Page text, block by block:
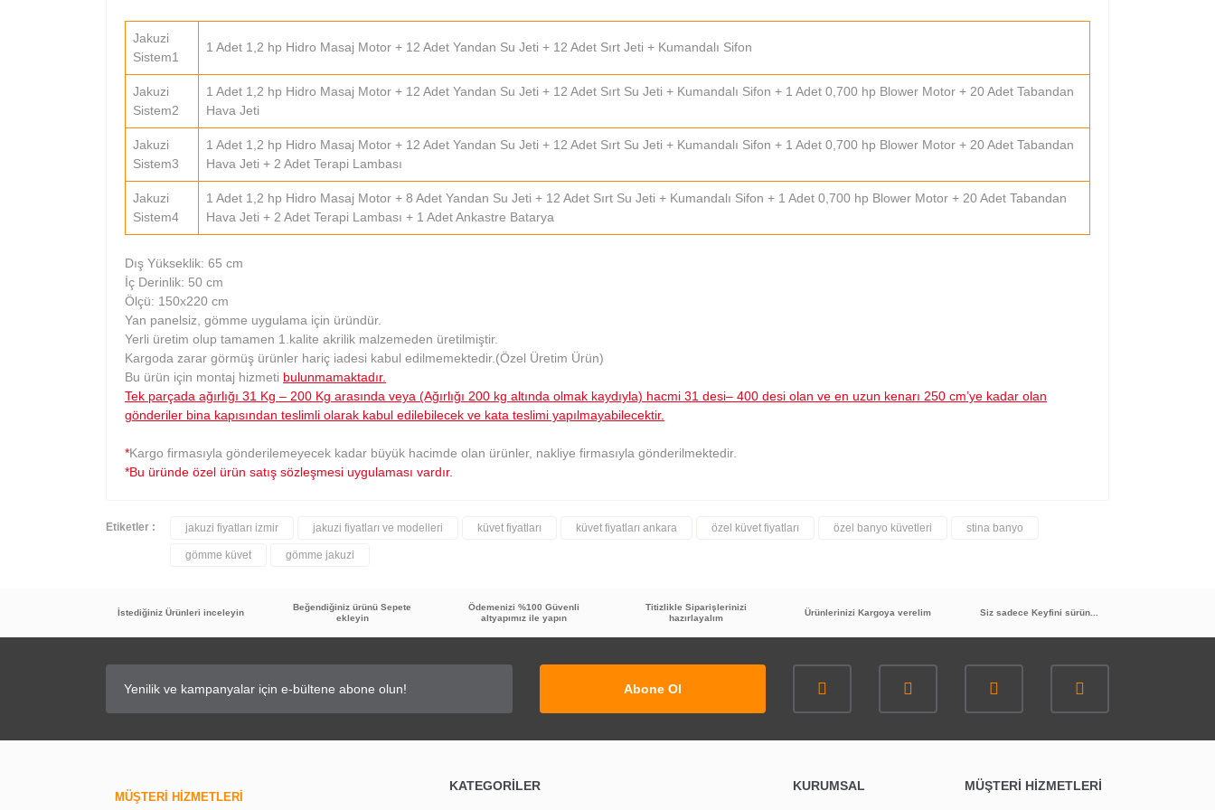
Jakuzi
Sistem1
1 Adet 1,2 hp Hidro Masaj Motor + 12 Adet Yandan Su Jeti + 12 Adet Sırt Jeti + Kumandalı Sifon
Jakuzi
Sistem2
1 Adet 1,2 hp Hidro Masaj Motor + 12 Adet Yandan Su Jeti + 12 Adet Sırt Su Jeti + Kumandalı Sifon + 1 Adet 0,700 hp Blower Motor + 20 Adet Tabandan
Hava Jeti
Jakuzi
Sistem3
1 Adet 1,2 hp Hidro Masaj Motor + 12 Adet Yandan Su Jeti + 12 Adet Sırt Su Jeti + Kumandalı Sifon + 1 Adet 0,700 hp Blower Motor + 20 Adet Tabandan
Hava Jeti + 2 Adet Terapi Lambası
Jakuzi
Sistem4
1 Adet 1,2 hp Hidro Masaj Motor + 8 Adet Yandan Su Jeti + 12 Adet Sırt Su Jeti + Kumandalı Sifon + 1 Adet 0,700 hp Blower Motor + 20 Adet Tabandan
Hava Jeti + 2 Adet Terapi Lambası + 1 Adet Ankastre Batarya
Dış Yükseklik: 65 cm
İç Derinlik: 50 cm
Ölçü: 150x220 cm
Yan panelsiz, gömme uygulama için üründür.
Yerli üretim olup tamamen 1.kalite akrilik malzemeden üretilmiştir.
Kargoda zarar görmüş ürünler hariç iadesi kabul edilmemektedir.(Özel Üretim Ürün)
Bu ürün için montaj hizmeti bulunmamaktadır.
Tek parçada ağırlığı 31 Kg – 200 Kg arasında veya (Ağırlığı 200 kg altında olmak kaydıyla) hacmi 31 desi– 400 desi olan ve en uzun kenarı 250 cm’ye kadar olan
gönderiler bina kapısından teslimli olarak kabul edilebilecek ve kata teslimi yapılmayabilecektir.
*Kargo firmasıyla gönderilemeyecek kadar büyük hacimde olan ürünler, nakliye firmasıyla gönderilmektedir.
*Bu üründe özel ürün satış sözleşmesi uygulaması vardır.
Etiketler : jakuzi fiyatları izmir jakuzi fiyatları ve modelleri küvet fiyatları küvet fiyatları ankara özel küvet fiyatları özel banyo küvetleri stina banyo
gömme küvet gömme jakuzi
İstediğiniz Ürünleri inceleyin
Beğendiğiniz ürünü Sepete
ekleyin
Ödemenizi %100 Güvenli
altyapımız ile yapın
Titizlikle Siparişlerinizi
hazırlayalım
Ürünlerinizi Kargoya verelim Siz sadece Keyfini sürün...
Abone Ol
MÜŞTERİ HİZMETLERİ
KATEGORİLER KURUMSAL MÜŞTERİ HİZMETLERİ